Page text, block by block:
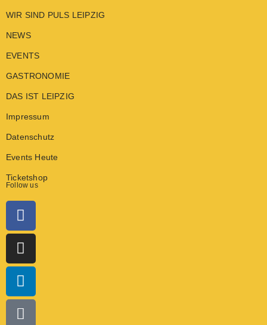
WIR SIND PULS LEIPZIG
NEWS
EVENTS
GASTRONOMIE
DAS IST LEIPZIG
Impressum
Datenschutz
Events Heute
Ticketshop
Follow us